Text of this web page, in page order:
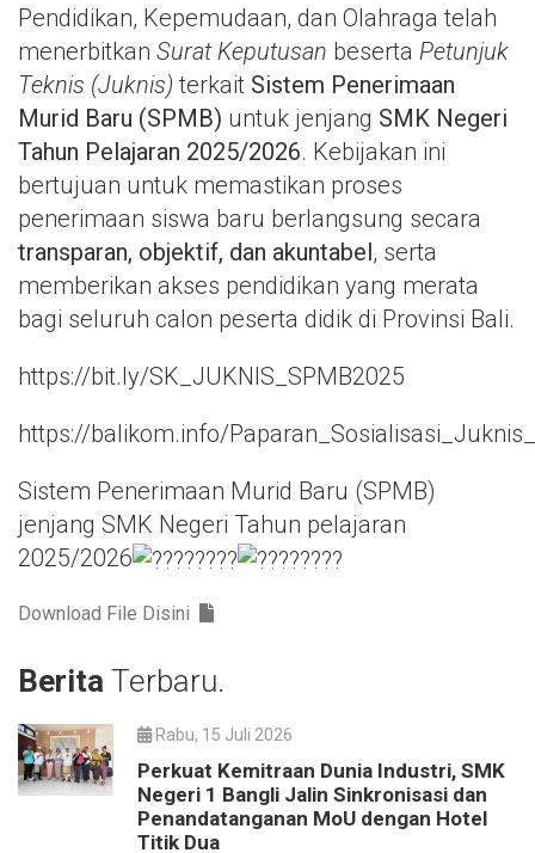
Pendidikan, Kepemudaan, dan Olahraga telah
menerbitkan Surat Keputusan beserta Petunjuk
Teknis (Juknis) terkait Sistem Penerimaan
Murid Baru (SPMB) untuk jenjang SMK Negeri
Tahun Pelajaran 2025/2026. Kebijakan ini
bertujuan untuk memastikan proses
penerimaan siswa baru berlangsung secara
transparan, objektif, dan akuntabel, serta
memberikan akses pendidikan yang merata
bagi seluruh calon peserta didik di Provinsi Bali.
https://bit.ly/SK_JUKNIS_SPMB2025
https://balikom.info/
Sistem Penerimaan Murid Baru (SPMB)
jenjang SMK Negeri Tahun pelajaran
2025/2026
Download File Disini
Berita Terbaru.
Rabu, 15 Juli 2026
Perkuat Kemitraan Dunia Industri, SMK
Negeri 1 Bangli Jalin Sinkronisasi dan
Penandatanganan MoU dengan Hotel
Titik Dua